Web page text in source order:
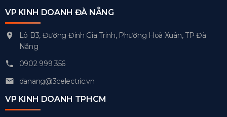
VP KINH DOANH ĐÀ NẴNG
Lô B3, Đường Đinh Gia Trinh, Phường Hoà Xuân, TP Đà
Nẵng
0902 999 356
danang@3celectric.vn
VP KINH DOANH TPHCM